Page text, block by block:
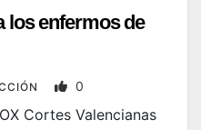
los enfermos de
0
Cortes Valencianas